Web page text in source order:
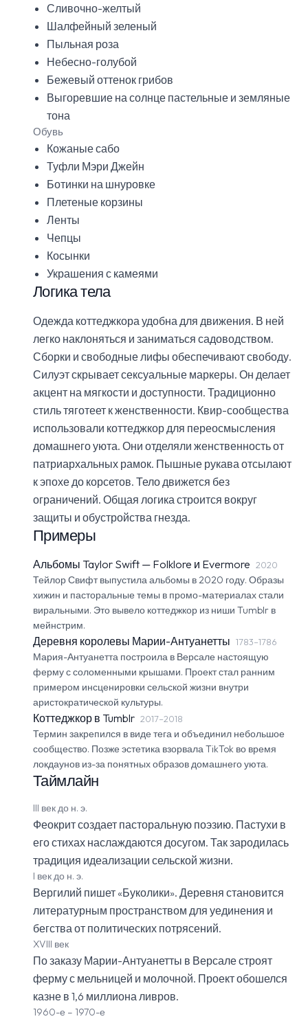
Сливочно-желтый
Шалфейный зеленый
Пыльная роза
Небесно-голубой
Бежевый оттенок грибов
Выгоревшие на солнце пастельные и земляные
тона
Обувь
Кожаные сабо
Туфли Мэри Джейн
Ботинки на шнуровке
Плетеные корзины
Ленты
Чепцы
Косынки
Украшения с камеями
Логика тела
Одежда коттеджкора удобна для движения. В ней
легко наклоняться и заниматься садоводством.
Сборки и свободные лифы обеспечивают свободу.
Силуэт скрывает сексуальные маркеры. Он делает
акцент на мягкости и доступности. Традиционно
стиль тяготеет к женственности. Квир-сообщества
использовали коттеджкор для переосмысления
домашнего уюта. Они отделяли женственность от
патриархальных рамок. Пышные рукава отсылают
к эпохе до корсетов. Тело движется без
ограничений. Общая логика строится вокруг
защиты и обустройства гнезда.
Примеры
Альбомы Taylor Swift — Folklore и Evermore 2020
Тейлор Свифт выпустила альбомы в 2020 году. Образы
хижин и пасторальные темы в промо-материалах стали
виральными. Это вывело коттеджкор из ниши Tumblr в
мейнстрим.
Деревня королевы Марии-Антуанетты 1783–1786
Мария-Антуанетта построила в Версале настоящую
ферму с соломенными крышами. Проект стал ранним
примером инсценировки сельской жизни внутри
аристократической культуры.
Коттеджкор в Tumblr 2017–2018
Термин закрепился в виде тега и объединил небольшое
сообщество. Позже эстетика взорвала TikTok во время
локдаунов из-за понятных образов домашнего уюта.
Таймлайн
III век до н. э.
Феокрит создает пасторальную поэзию. Пастухи в
его стихах наслаждаются досугом. Так зародилась
традиция идеализации сельской жизни.
I век до н. э.
Вергилий пишет «Буколики». Деревня становится
литературным пространством для уединения и
бегства от политических потрясений.
XVIII век
По заказу Марии-Антуанетты в Версале строят
ферму с мельницей и молочной. Проект обошелся
казне в 1,6 миллиона ливров.
1960-е – 1970-е